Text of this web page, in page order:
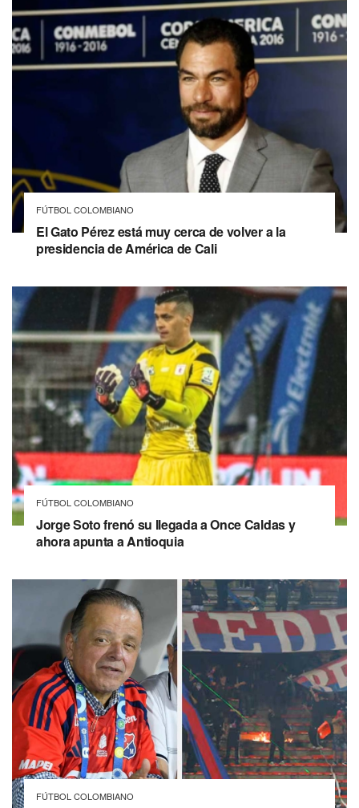
FÚTBOL COLOMBIANO
El Gato Pérez está muy cerca de volver a la
presidencia de América de Cali
FÚTBOL COLOMBIANO
Jorge Soto frenó su llegada a Once Caldas y
ahora apunta a Antioquia
FÚTBOL COLOMBIANO